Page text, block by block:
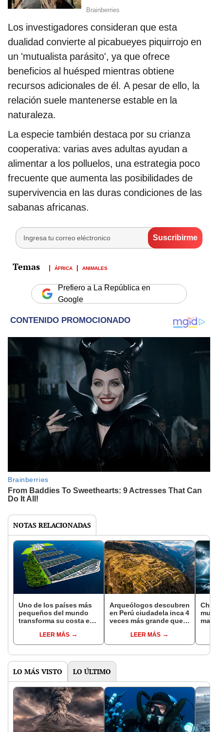
Los investigadores consideran que esta
dualidad convierte al picabueyes piquirrojo en
un 'mutualista parásito', ya que ofrece
beneficios al huésped mientras obtiene
recursos adicionales de él. A pesar de ello, la
relación suele mantenerse estable en la
naturaleza.
La especie también destaca por su crianza
cooperativa: varias aves adultas ayudan a
alimentar a los polluelos, una estrategia poco
frecuente que aumenta las posibilidades de
supervivencia en las duras condiciones de las
sabanas africanas.
ÁFRICA ANIMALES
Prefiero a La República en
Google
NOTAS RELACIONADAS
Uno de los países más
pequeños del mundo
transforma su costa en
del tamaño de 3.300
campos de fútbol
LEER MÁS
Arqueólogos descubren
en Perú ciudadela inca 4
veces más grande que
3.000 lentejuelas de oro,
plata y cobre
LEER MÁS
LO MÁS VISTO LO ÚLTIMO